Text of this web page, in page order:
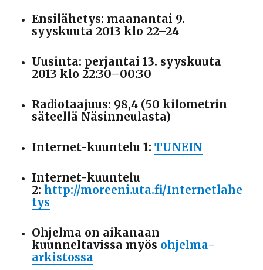
Ensilähetys: maanantai 9.
syyskuuta 2013 klo 22–24
Uusinta: perjantai 13. syyskuuta
2013 klo 22:30–00:30
Radiotaajuus: 98,4 (50 kilometrin
säteellä Näsinneulasta)
Internet-kuuntelu 1:TUNEIN
Internet-kuuntelu
2:http://moreeni.uta.fi/Internetlahe
tys
Ohjelma on aikanaan
kuunneltavissa myös ohjelma-
arkistossa